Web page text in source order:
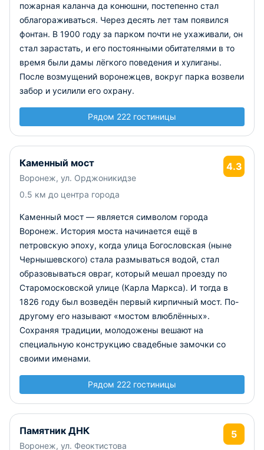
пожарная каланча да конюшни, постепенно стал
облагораживаться. Через десять лет там появился
фонтан. В 1900 году за парком почти не ухаживали, он
стал зарастать, и его постоянными обитателями в то
время были дамы лёгкого поведения и хулиганы.
После возмущений воронежцев, вокруг парка возвели
забор и усилили его охрану.
Рядом 222 гостиницы
Каменный мост
Воронеж, ул. Орджоникидзе
0.5 км до центра города
4.3
Каменный мост — является символом города
Воронеж. История моста начинается ещё в
петровскую эпоху, когда улица Богословская (ныне
Чернышевского) стала размываться водой, стал
образовываться овраг, который мешал проезду по
Старомосковской улице (Карла Маркса). И тогда в
1826 году был возведён первый кирпичный мост. По-
другому его называют «мостом влюблённых».
Сохраняя традиции, молодожены вешают на
специальную конструкцию свадебные замочки со
своими именами.
Рядом 222 гостиницы
Памятник ДНК
Воронеж, ул. Феоктистова
5